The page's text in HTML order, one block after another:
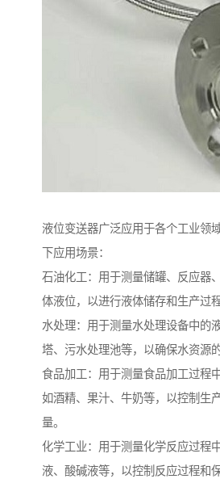
液位变送器广泛应用于各个工业领
下应用场景：
石油化工：用于测量储罐、反应器
体液位，以进行液体储存和生产过
水处理：用于测量水处理设备中的
塔、污水处理池等，以确保水资源
食品加工：用于测量食品加工过程
如酒精、果汁、牛奶等，以控制生
量。
化学工业：用于测量化学反应过程
液、酸碱液等，以控制反应过程和